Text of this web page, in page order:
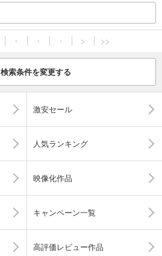
・ ・ ・ > >>
検索条件を変更する
激安セール
人気ランキング
映像化作品
キャンペーン一覧
高評価レビュー作品